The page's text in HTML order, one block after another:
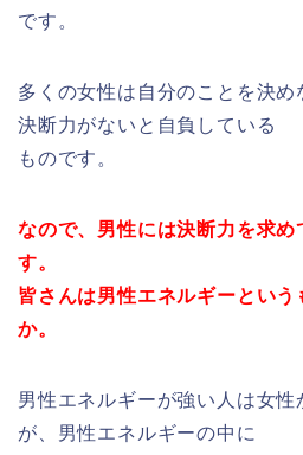
です。
多くの女性は自分のことを決め
決断力がないと自負している
ものです。
なので、男性には決断力を求
す。
皆さんは男性エネルギーという
か。
男性エネルギーが強い人は女性
が、男性エネルギーの中に